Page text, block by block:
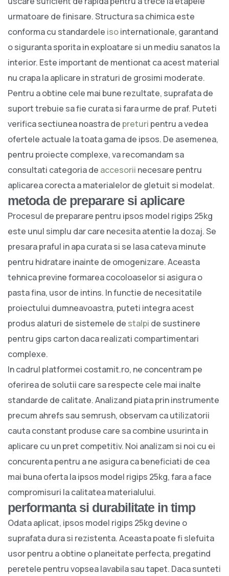
urmatoare de finisare. Structura sa chimica este
conforma cu standardele isointernationale, garantand
o siguranta sporita in exploatare si un mediu sanatos la
interior. Este important de mentionat ca acest material
nu crapa la aplicare in straturi de grosimi moderate.
Pentru a obtine cele mai bune rezultate, suprafata de
suport trebuie sa fie curata si fara urme de praf. Puteti
verifica sectiunea noastra de preturi pentru a vedea
ofertele actuale la toata gama de ipsos. De asemenea,
pentru proiecte complexe, va recomandam sa
consultati categoria de accesorii necesare pentru
aplicarea corecta a materialelor de gletuit si modelat.
metoda de preparare si aplicare
Procesul de preparare pentru ipsos model rigips 25kg
este unul simplu dar care necesita atentie la dozaj. Se
presara praful in apa curata si se lasa cateva minute
pentru hidratare inainte de omogenizare. Aceasta
tehnica previne formarea cocoloaselor si asigura o
pasta fina, usor de intins. In functie de necesitatile
proiectului dumneavoastra, puteti integra acest
produs alaturi de sistemele de stalpi de sustinere
pentru gips carton daca realizati compartimentari
complexe.
In cadrul platformei costamit.ro, ne concentram pe
oferirea de solutii care sa respecte cele mai inalte
standarde de calitate. Analizand piata prin instrumente
precum ahrefs sau semrush, observam ca utilizatorii
cauta constant produse care sa combine usurinta in
aplicare cu un pret competitiv. Noi analizam si noi cu ei
concurenta pentru a ne asigura ca beneficiati de cea
mai buna oferta la ipsos model rigips 25kg, fara a face
compromisuri la calitatea materialului.
performanta si durabilitate in timp
Odata aplicat, ipsos model rigips 25kg devine o
suprafata dura si rezistenta. Aceasta poate fi slefuita
usor pentru a obtine o planeitate perfecta, pregatind
peretele pentru vopsea lavabila sau tapet. Daca sunteti